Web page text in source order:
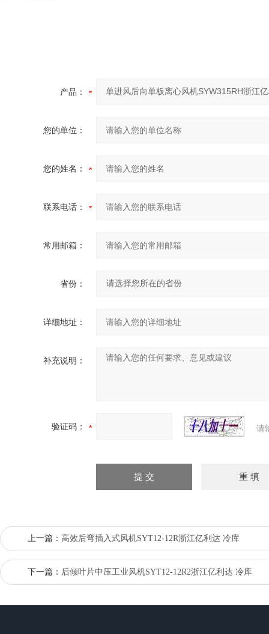
产品：
您的单位：
您的姓名：
联系电话：
常用邮箱：
省份：
详细地址：
补充说明：
验证码： 请
上一篇： 高效后弯插入式风机SYT12-12R浙江亿利达 冷库
下一篇： 后倾叶片中压工业风机SYT12-12R2浙江亿利达 冷库